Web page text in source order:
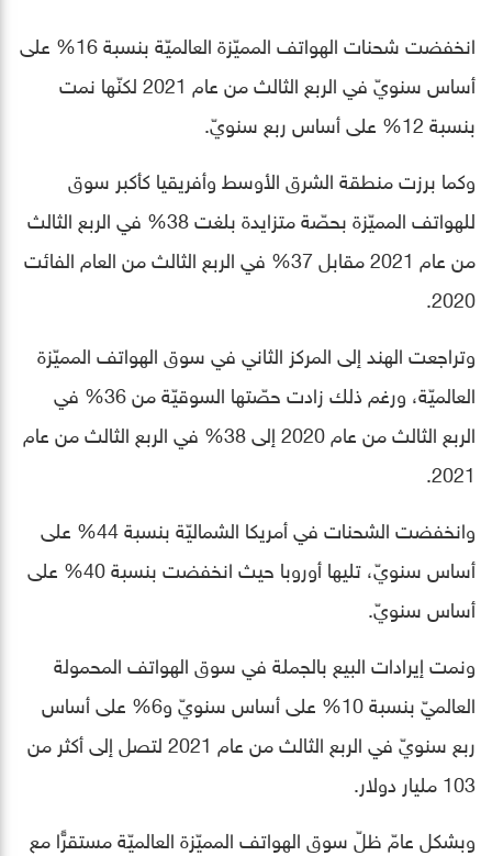
انخفضت شحنات الهواتف المميّزة العالميّة بنسبة 16% على
أساس سنويّ في الربع الثالث من عام 2021 لكنّها نمت
بنسبة 12% على أساس ربع سنويّ.
وكما برزت منطقة الشرق الأوسط وأفريقيا كأكبر سوق
للهواتف المميّزة بحصّة متزايدة بلغت 38% في الربع الثالث
من عام 2021 مقابل 37% في الربع الثالث من العام الفائت
2020.
وتراجعت الهند إلى المركز الثاني في سوق الهواتف المميّزة
العالميّة، ورغم ذلك زادت حصّتها السوقيّة من 36% في
الربع الثالث من عام 2020 إلى 38% في الربع الثالث من عام
2021.
وانخفضت الشحنات في أمريكا الشماليّة بنسبة 44% على
أساس سنويّ، تليها أوروبا حيث انخفضت بنسبة 40% على
أساس سنويّ.
ونمت إيرادات البيع بالجملة في سوق الهواتف المحمولة
العالميّ بنسبة 10% على أساس سنويّ و6% على أساس
ربع سنويّ في الربع الثالث من عام 2021 لتصل إلى أكثر من
103 مليار دولار.
وبشكل عامّ ظلّ سوق الهواتف المميّزة العالميّة مستقرًّا مع